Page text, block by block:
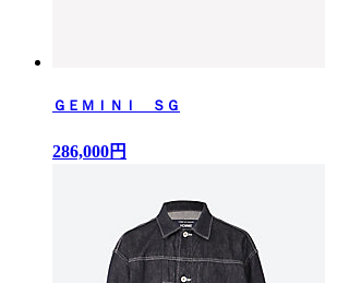
ＧＥＭＩＮＩ ＳＧ
286,000円